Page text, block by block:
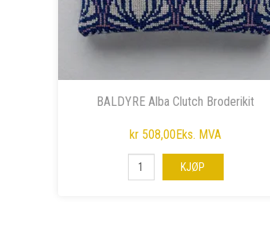
BALDYRE Alba Clutch Broderikit
kr 508,00Eks. MVA
KJØP